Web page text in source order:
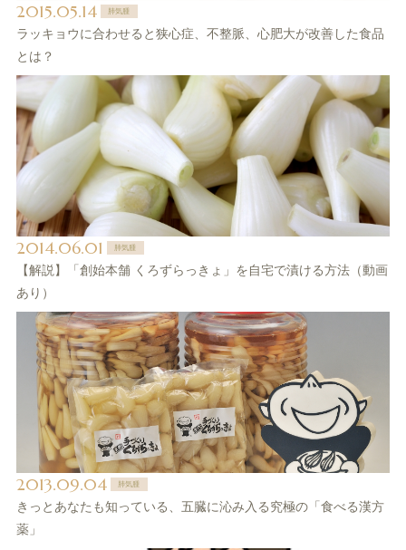
2015.05.14 肺気腫
ラッキョウに合わせると狭心症、不整脈、心肥大が改善した食品
とは？
2014.06.01 肺気腫
【解説】「創始本舗 くろずらっきょ」を自宅で漬ける方法（動画
あり）
2013.09.04 肺気腫
きっとあなたも知っている、五臓に沁み入る究極の「食べる漢方
薬」